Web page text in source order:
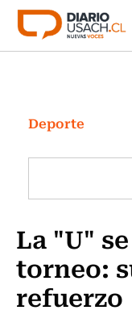
Click acá para ir
Investigación
Cultura
Programas
Deporte
La "U"
torneo:
refuerzo